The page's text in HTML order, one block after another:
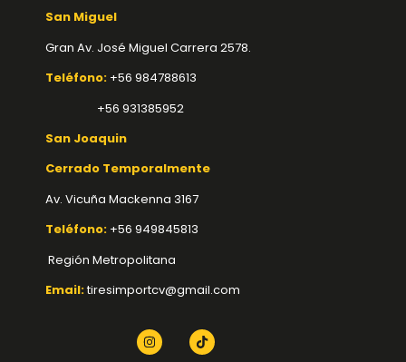
San Miguel
Gran Av. José Miguel Carrera 2578.
Teléfono: +56 984788613
+56 931385952
San Joaquin
Cerrado Temporalmente
Av. Vicuña Mackenna 3167
Teléfono: +56 949845813
Región Metropolitana
Email:tiresimportcv@gmail.com